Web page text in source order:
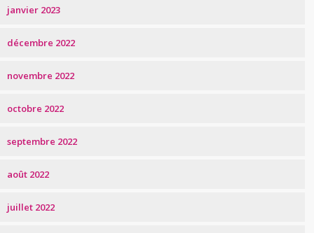
janvier 2023
décembre 2022
novembre 2022
octobre 2022
septembre 2022
août 2022
juillet 2022